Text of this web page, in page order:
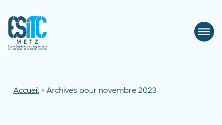
Accueil> Archives pour novembre 2023